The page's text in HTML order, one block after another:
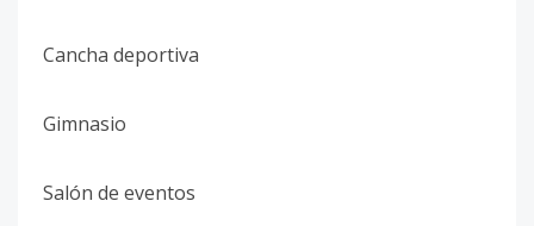
Cancha deportiva
Gimnasio
Salón de eventos